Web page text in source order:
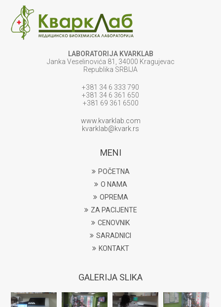
LABORATORIJA KVARKLAB
Janka Veselinovića 81, 34000 Kragujevac
Republika SRBIJA
+381 34 6 333 790
+381 34 6 361 650
+381 69 361 6500
www.kvarklab.com
kvarklab@kvark.rs
MENI
POČETNA
O NAMA
OPREMA
ZA PACIJENTE
CENOVNIK
SARADNICI
KONTAKT
GALERIJA SLIKA